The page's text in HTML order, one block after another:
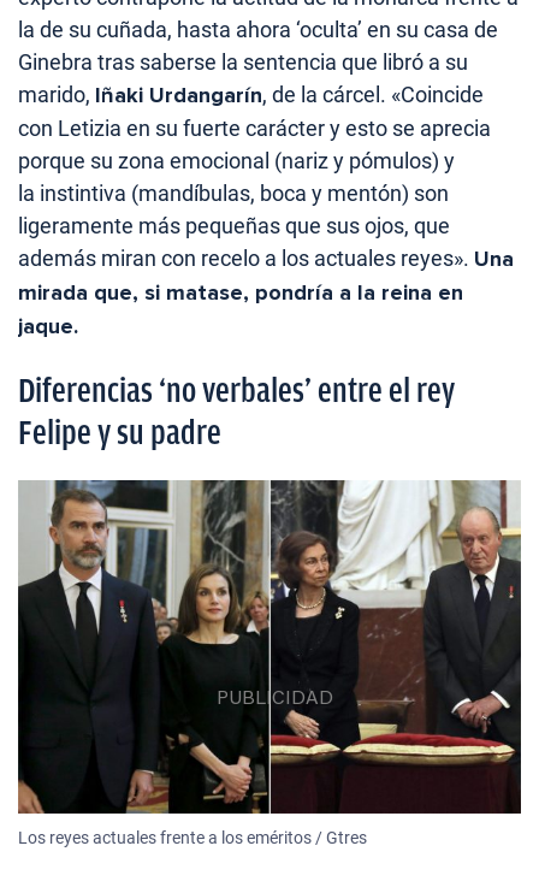
la de su cuñada, hasta ahora ‘oculta’ en su casa de
Ginebra tras saberse la sentencia que libró a su
marido, Iñaki Urdangarín, de la cárcel. «Coincide
con Letizia en su fuerte carácter y esto se aprecia
porque su zona emocional (nariz y pómulos) y
la instintiva (mandíbulas, boca y mentón) son
ligeramente más pequeñas que sus ojos, que
además miran con recelo a los actuales reyes». Una
mirada que, si matase, pondría a la reina en
jaque.
Diferencias ‘no verbales’ entre el rey
Felipe y su padre
Los reyes actuales frente a los eméritos / Gtres